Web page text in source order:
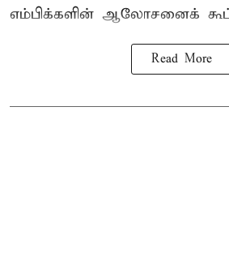
எம்பிக்களின் ஆலோசனைக்
Read More